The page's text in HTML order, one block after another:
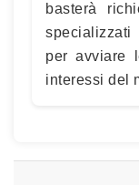
basterà
per avviare
interessi del